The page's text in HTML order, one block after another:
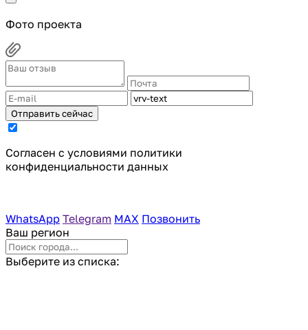
Фото проекта
Отправить сейчас
Cогласен с условиями политики
конфиденциальности данных
WhatsApp Telegram MAX Позвонить
Ваш регион
Выберите из списка: